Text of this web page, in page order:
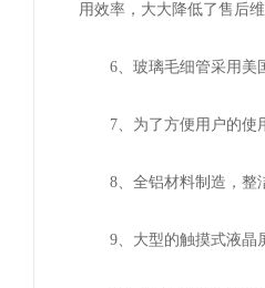
用效率，大大降低了售后
6、玻璃毛细管采用美国
7、为了方便用户的使用
8、全铝材料制造，整
9、大型的触摸式液晶屏